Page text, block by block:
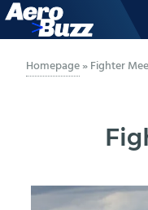
GENERAL AVIATION
MILITÄR
Homepage»Fighter